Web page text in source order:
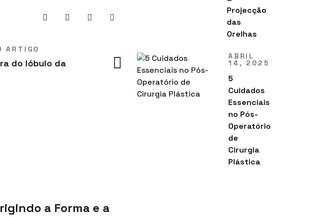
ARTIGO
do lóbulo da
a Forma e a
Projecção
das
Orelhas
ABRIL
14, 2025
5
Cuidados
Essenciais
no Pós-
Operatório
de
Cirurgia
Plástica